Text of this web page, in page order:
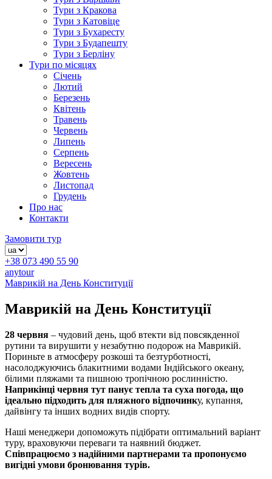
Тури з Кракова
Тури з Катовіце
Тури з Бухаресту
Тури з Будапешту
Тури з Берліну
Тури по місяцях
Січень
Лютий
Березень
Квітень
Травень
Червень
Липень
Серпень
Вересень
Жовтень
Листопад
Грудень
Про нас
Контакти
Замовити тур
+38 073 490 55 90
anytour
Маврикій на День Конституції
Маврикій на День Конституції
28 червня – чудовий день, щоб втекти від повсякденної
рутини та вирушити у незабутню подорож на Маврикій.
Пориньте в атмосферу розкоші та безтурботності,
насолоджуючись блакитними водами Індійського океану,
білими пляжами та пишною тропічною рослинністю.
Наприкінці червня тут панує тепла та суха погода, що
ідеально підходить для пляжного відпочинку, купання,
дайвінгу та інших водних видів спорту.
Наші менеджери допоможуть підібрати оптимальний варіант
туру, враховуючи переваги та наявний бюджет.
Співпрацюємо з надійними партнерами та пропонуємо
вигідні умови бронювання турів.